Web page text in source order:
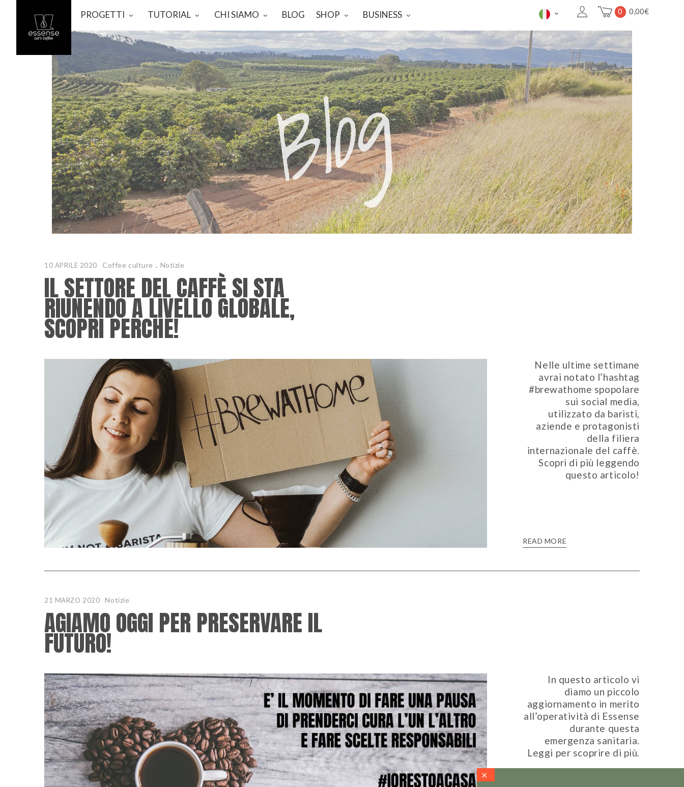
PROGETTI TUTORIAL CHI SIAMO BLOG SHOP BUSINESS 0 0,00€
10 APRILE 2020 Coffee culture . Notizie
IL SETTORE DEL CAFFÈ SI STA
RIUNENDO A LIVELLO GLOBALE,
SCOPRI PERCHÉ!
Nelle ultime settimane
avrai notato l’hashtag
#brewathome spopolare
sui social media,
utilizzato da baristi,
aziende e protagonisti
della filiera
internazionale del caffè.
Scopri di più leggendo
questo articolo!
READ MORE
21 MARZO 2020 Notizie
AGIAMO OGGI PER PRESERVARE IL
FUTURO!
In questo articolo vi
diamo un piccolo
aggiornamento in merito
all’operatività di Essense
durante questa
emergenza sanitaria.
Leggi per scoprire di più.